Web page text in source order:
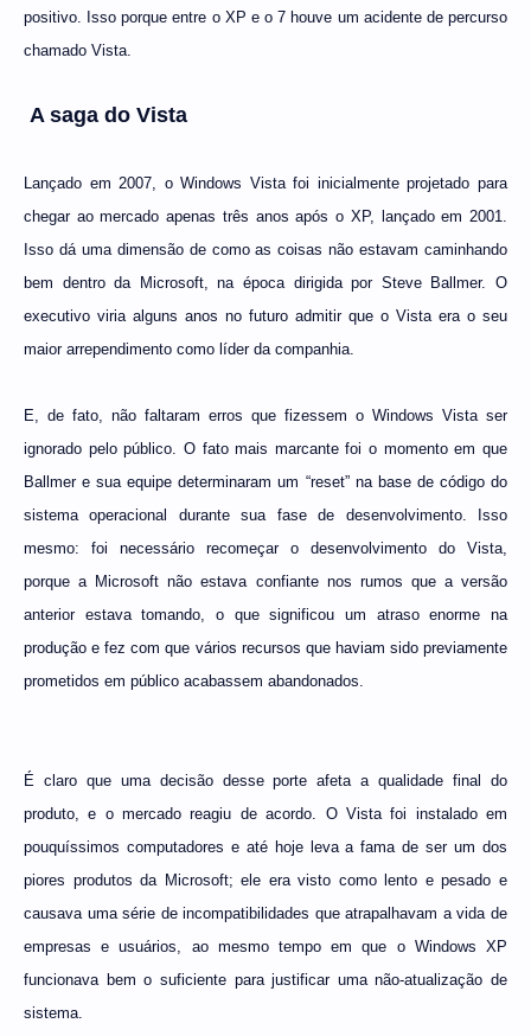
positivo. Isso porque entre o XP e o 7 houve um acidente de percurso
chamado Vista.
A saga do Vista
Lançado em 2007, o Windows Vista foi inicialmente projetado para
chegar ao mercado apenas três anos após o XP, lançado em 2001.
Isso dá uma dimensão de como as coisas não estavam caminhando
bem dentro da Microsoft, na época dirigida por Steve Ballmer. O
executivo viria alguns anos no futuro admitir que o Vista era o seu
maior arrependimento como líder da companhia.
E, de fato, não faltaram erros que fizessem o Windows Vista ser
ignorado pelo público. O fato mais marcante foi o momento em que
Ballmer e sua equipe determinaram um “reset” na base de código do
sistema operacional durante sua fase de desenvolvimento. Isso
mesmo: foi necessário recomeçar o desenvolvimento do Vista,
porque a Microsoft não estava confiante nos rumos que a versão
anterior estava tomando, o que significou um atraso enorme na
produção e fez com que vários recursos que haviam sido previamente
prometidos em público acabassem abandonados.
É claro que uma decisão desse porte afeta a qualidade final do
produto, e o mercado reagiu de acordo. O Vista foi instalado em
pouquíssimos computadores e até hoje leva a fama de ser um dos
piores produtos da Microsoft; ele era visto como lento e pesado e
causava uma série de incompatibilidades que atrapalhavam a vida de
empresas e usuários, ao mesmo tempo em que o Windows XP
funcionava bem o suficiente para justificar uma não-atualização de
sistema.